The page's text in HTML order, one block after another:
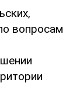
вопросам